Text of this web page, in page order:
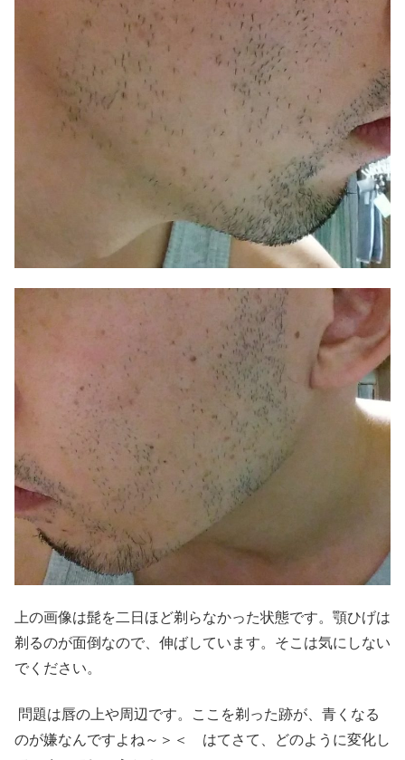
上の画像は髭を二日ほど剃らなかった状態です。顎ひげは
剃るのが面倒なので、伸ばしています。そこは気にしない
でください。
問題は唇の上や周辺です。ここを剃った跡が、青くなる
のが嫌なんですよね～＞＜ はてさて、どのように変化し